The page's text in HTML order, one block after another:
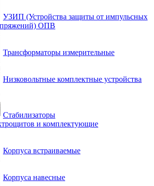
УЗИП (Устройства защиты от импульсных
ОПВ
Трансформаторы измерительные
Низковольтные комплектные устройства
Стабилизаторы
и комплектующие
Корпуса встраиваемые
Корпуса навесные